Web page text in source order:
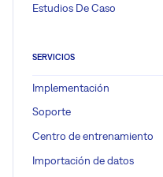
Estudios De Caso
SERVICIOS
Implementación
Soporte
Centro de entrenamiento
Importación de datos